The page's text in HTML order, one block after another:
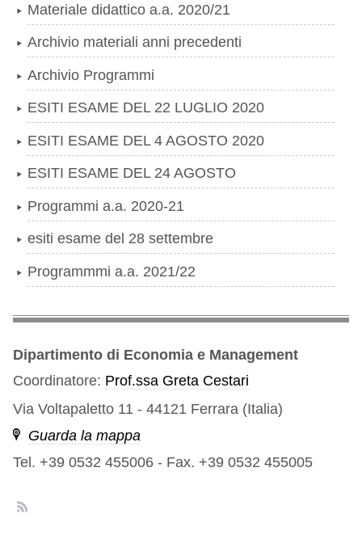
Materiale didattico a.a. 2020/21
Archivio materiali anni precedenti
Archivio Programmi
ESITI ESAME DEL 22 LUGLIO 2020
ESITI ESAME DEL 4 AGOSTO 2020
ESITI ESAME DEL 24 AGOSTO
Programmi a.a. 2020-21
esiti esame del 28 settembre
Programmmi a.a. 2021/22
Dipartimento di Economia e Management
Coordinatore: Prof.ssa Greta Cestari
Via Voltapaletto 11 - 44121 Ferrara (Italia)
Guarda la mappa
Tel. +39 0532 455006 - Fax. +39 0532 455005